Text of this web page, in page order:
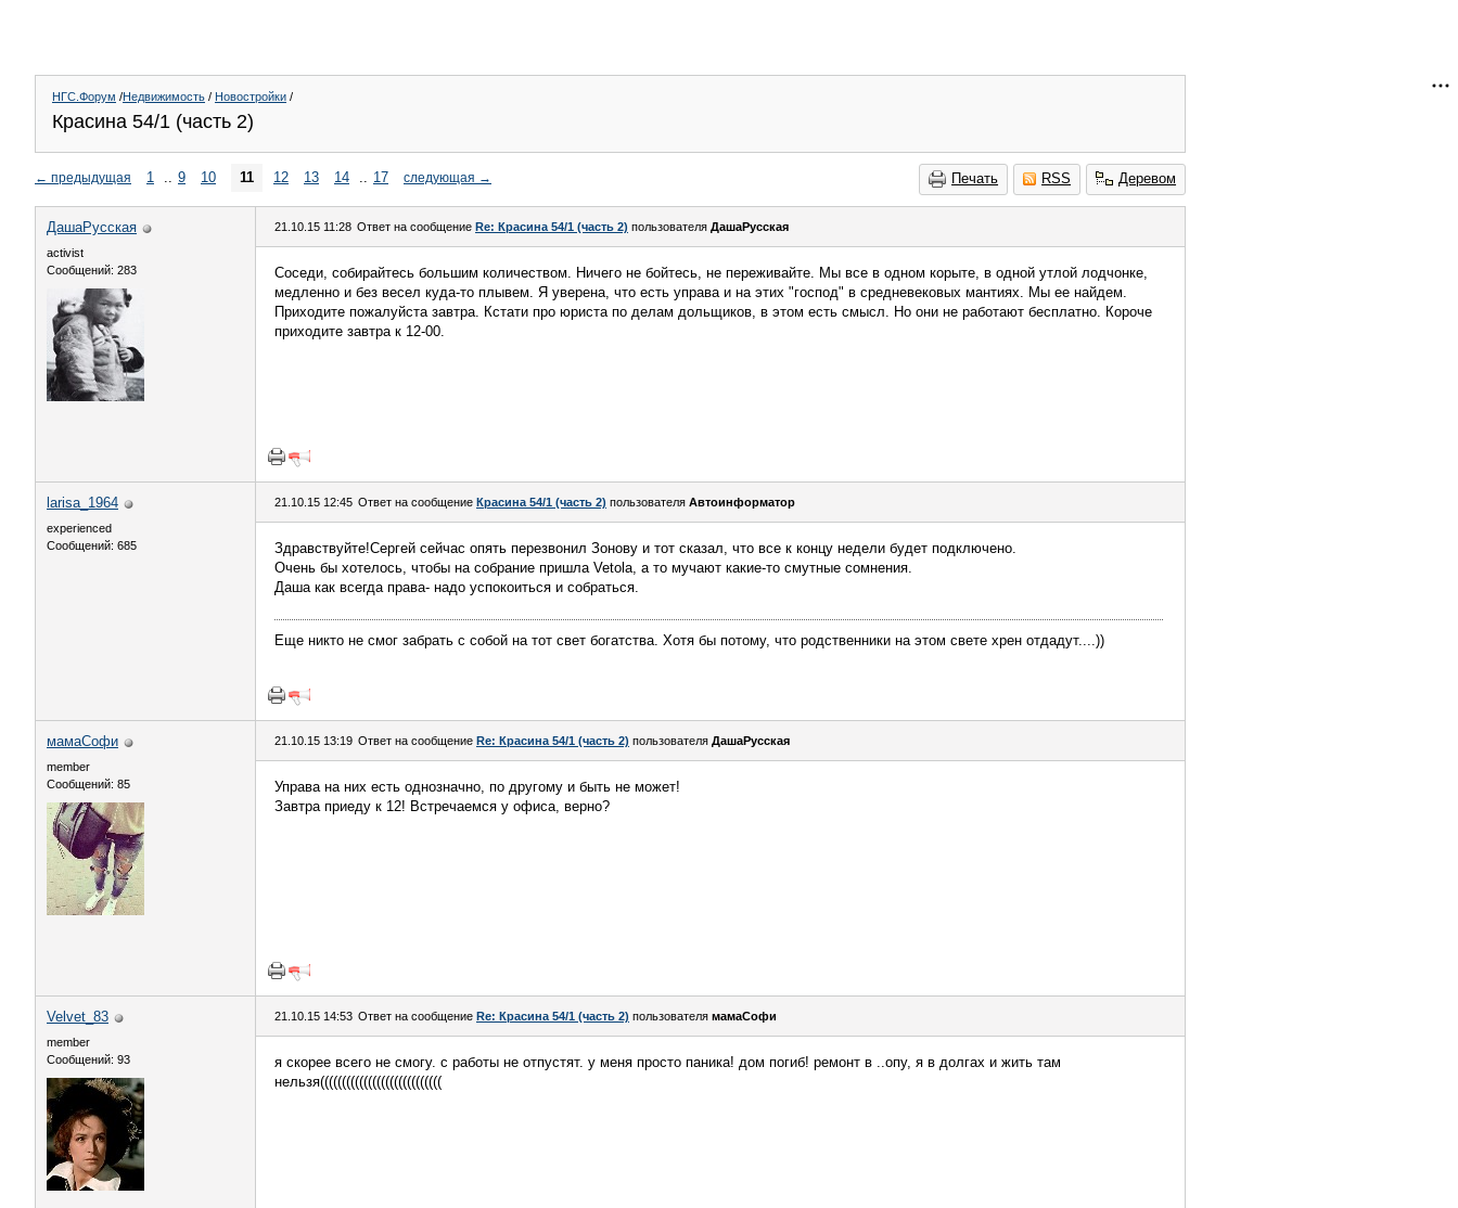
НГС.Форум /Недвижимость / Новостройки /
Красина 54/1 (часть 2)
Печать RSS Деревом
← предыдущая 1 .. 9 10 11 12 13 14 .. 17 следующая →
ДашаРусская
activist
Сообщений: 283
21.10.15 11:28 Ответ на сообщение Re: Красина 54/1 (часть 2) пользователя ДашаРусская
Соседи, собирайтесь большим количеством. Ничего не бойтесь, не переживайте. Мы все в одном корыте, в одной утлой лодчонке,
медленно и без весел куда-то плывем. Я уверена, что есть управа и на этих "господ" в средневековых мантиях. Мы ее найдем.
Приходите пожалуйста завтра. Кстати про юриста по делам дольщиков, в этом есть смысл. Но они не работают бесплатно. Короче
приходите завтра к 12-00.
larisa_1964
experienced
Сообщений: 685
21.10.15 12:45 Ответ на сообщение Красина 54/1 (часть 2) пользователя Автоинформатор
Здравствуйте!Сергей сейчас опять перезвонил Зонову и тот сказал, что все к концу недели будет подключено.
Очень бы хотелось, чтобы на собрание пришла Vetola, а то мучают какие-то смутные сомнения.
Даша как всегда права- надо успокоиться и собраться.
Еще никто не смог забрать с собой на тот свет богатства. Хотя бы потому, что родственники на этом свете хрен отдадут....))
мамаСофи
member
Сообщений: 85
21.10.15 13:19 Ответ на сообщение Re: Красина 54/1 (часть 2) пользователя ДашаРусская
Управа на них есть однозначно, по другому и быть не может!
Завтра приеду к 12! Встречаемся у офиса, верно?
Velvet_83
member
Сообщений: 93
21.10.15 14:53 Ответ на сообщение Re: Красина 54/1 (часть 2) пользователя мамаСофи
я скорее всего не смогу. с работы не отпустят. у меня просто паника! дом погиб! ремонт в ..опу, я в долгах и жить там
нельзя((((((((((((((((((((((((((((